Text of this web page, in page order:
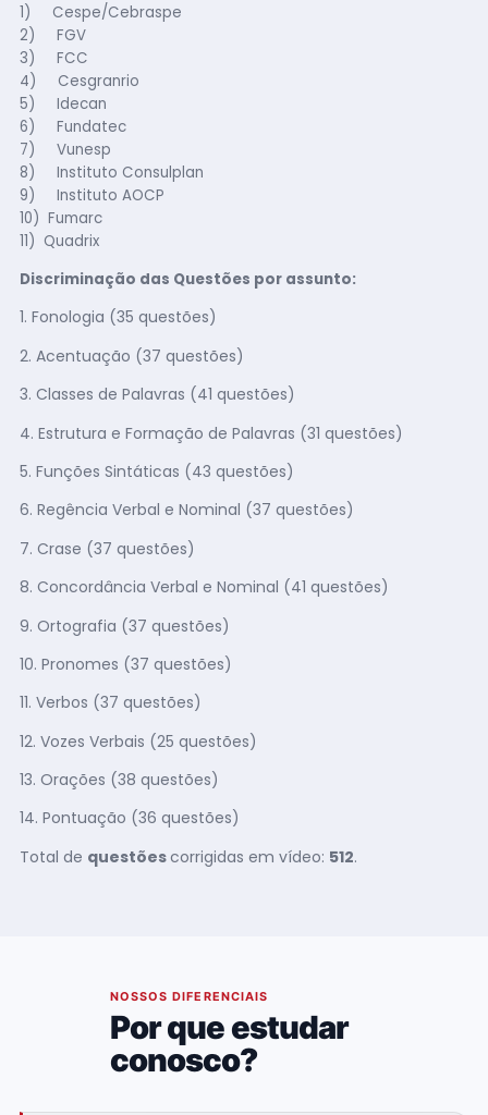
1) Cespe/Cebraspe
2) FGV
3) FCC
4) Cesgranrio
5) Idecan
6) Fundatec
7) Vunesp
8) Instituto Consulplan
9) Instituto AOCP
10) Fumarc
11) Quadrix
Discriminação das Questões por assunto:
1. Fonologia (35 questões)
2. Acentuação (37 questões)
3. Classes de Palavras (41 questões)
4. Estrutura e Formação de Palavras (31 questões)
5. Funções Sintáticas (43 questões)
6. Regência Verbal e Nominal (37 questões)
7. Crase (37 questões)
8. Concordância Verbal e Nominal (41 questões)
9. Ortografia (37 questões)
10. Pronomes (37 questões)
11. Verbos (37 questões)
12. Vozes Verbais (25 questões)
13. Orações (38 questões)
14. Pontuação (36 questões)
Total de questõescorrigidas em vídeo: 512.
NOSSOS DIFERENCIAIS
Por que estudar
conosco?